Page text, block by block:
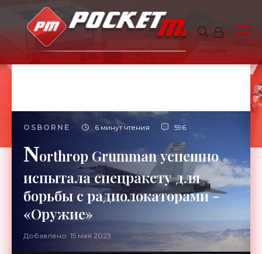
OSBORNE 6 минут чтения 596
Northrop Grumman успешно
испытала спецракету для
борьбы с радиолокаторами -
«Оружие»
Добавлено: 15 мая 2023